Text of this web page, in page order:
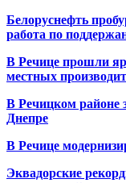
Белоруснефть
работа по
В Речице прошли
местных
В Речицком районе
Днепре
В Речице
Эквадорские